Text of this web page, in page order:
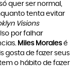
quer ser normal,
tenta evitar
Visions
por falhar
Miles Morales é
gosta de fazer seus
o hábito de fazer